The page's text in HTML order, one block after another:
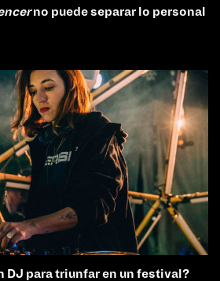
no puede separar lo personal
DJ para triunfar en un festival?